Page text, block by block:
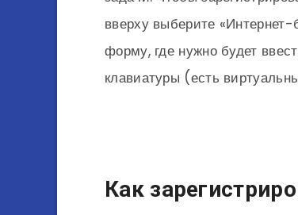
вверху выберите
форму, где нужно будет
клавиатуры (есть
Как